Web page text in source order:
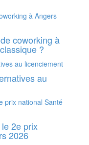
coworking à
?
au
2e prix
2026